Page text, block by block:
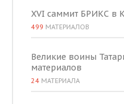
XVI саммит БРИКС в
499 МАТЕРИАЛОВ
Великие воины
материалов
24 МАТЕРИАЛА